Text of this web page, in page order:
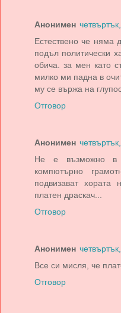
Анонимен
Естествено че няма
подъл политически
обича. за мен като
милко ми падна в
му се вържа на
Отговор
Анонимен
Не е възможно в
компютърно
подвизават
платен драскач...
Отговор
Анонимен
Все си мисля, че
Отговор